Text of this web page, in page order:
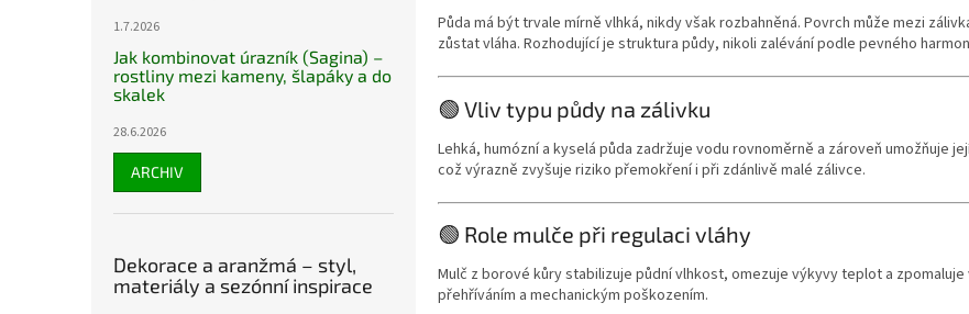
1.7.2026
Jak kombinovat úrazník (Sagina) –
rostliny mezi kameny, šlapáky a do
skalek
28.6.2026
ARCHIV
Dekorace a aranžmá – styl,
materiály a sezónní inspirace
Půda má být trvale mírně vlhká, nikdy však rozbahněná. Povrch může mezi
zůstat vláha. Rozhodující je struktura půdy, nikoli zalévání podle pevného
🟢 Vliv typu půdy na zálivku
Lehká, humózní a kyselá půda zadržuje vodu rovnoměrně a zároveň umožňuje
což výrazně zvyšuje riziko přemokření i při zdánlivě malé zálivce.
🟢 Role mulče při regulaci vláhy
Mulč z borové kůry stabilizuje půdní vlhkost, omezuje výkyvy teplot a
přehříváním a mechanickým poškozením.